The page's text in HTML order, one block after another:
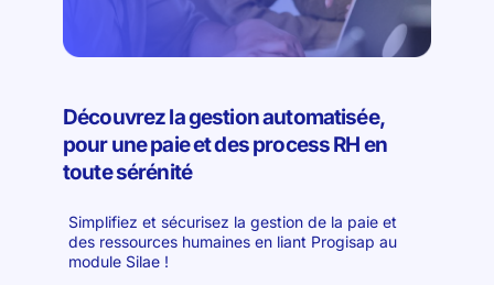
Découvrez la gestion automatisée,
pour une paie et des process RH en
toute sérénité
Simplifiez et sécurisez la gestion de la paie et
des ressources humaines en liant Progisap au
module Silae !